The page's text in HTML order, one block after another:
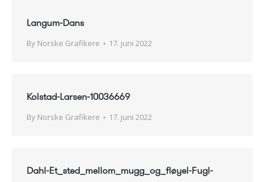
Langum-Dans
By Norske Grafikere 17. juni 2022
Kolstad-Larsen-10036669
By Norske Grafikere 17. juni 2022
Dahl-Et_sted_mellom_mugg_og_fløyel-Fugl-